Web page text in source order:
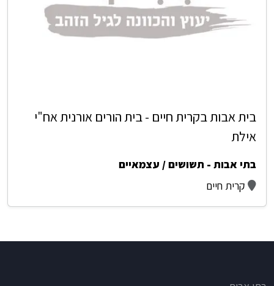
בית אבות בקרית חיים - בית הורים אורנית אח"י
אילת
בתי אבות - תשושים / עצמאיים
קרית חיים